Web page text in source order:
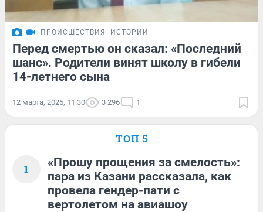
ПРОИСШЕСТВИЯ ИСТОРИИ
Перед смертью он сказал: «Последний
шанс». Родители винят школу в гибели
14-летнего сына
12 марта, 2025, 11:30 3 296 1
ТОП 5
1
«Прошу прощения за смелость»:
пара из Казани рассказала, как
провела гендер-пати с
вертолетом на авиашоу